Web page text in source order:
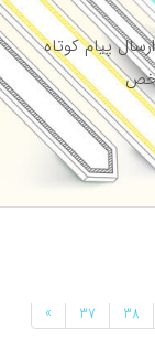
پیام کوتاه
» 37 38